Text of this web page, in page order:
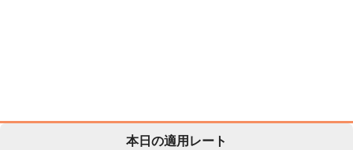
本日の適用レート